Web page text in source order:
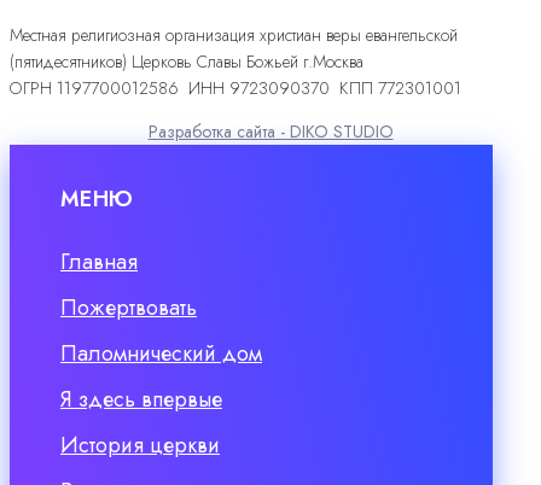
Местная религиозная организация христиан веры евангельской
(пятидесятников) Церковь Славы Божьей г.Москва
ОГРН 1197700012586 ИНН 9723090370 КПП 772301001
Разработка сайта - DIKO STUDIO
МЕНЮ
Главная
Пожертвовать
Паломнический дом
Я здесь впервые
История церкви